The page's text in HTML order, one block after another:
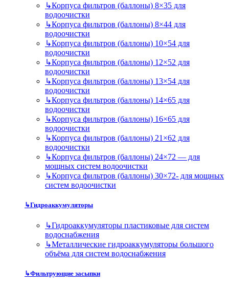
↳Корпуса фильтров (баллоны) 8×35 для
водоочистки
↳Корпуса фильтров (баллоны) 8×44 для
водоочистки
↳Корпуса фильтров (баллоны) 10×54 для
водоочистки
↳Корпуса фильтров (баллоны) 12×52 для
водоочистки
↳Корпуса фильтров (баллоны) 13×54 для
водоочистки
↳Корпуса фильтров (баллоны) 14×65 для
водоочистки
↳Корпуса фильтров (баллоны) 16×65 для
водоочистки
↳Корпуса фильтров (баллоны) 21×62 для
водоочистки
↳Корпуса фильтров (баллоны) 24×72 — для
мощных систем водоочистки
↳Корпуса фильтров (баллоны) 30×72- для мощных
систем водоочистки
↳Гидроаккумуляторы
↳Гидроаккумуляторы пластиковые для систем
водоснабжения
↳Металлические гидроаккумуляторы большого
объёма для систем водоснабжения
↳Фильтрующие засыпки